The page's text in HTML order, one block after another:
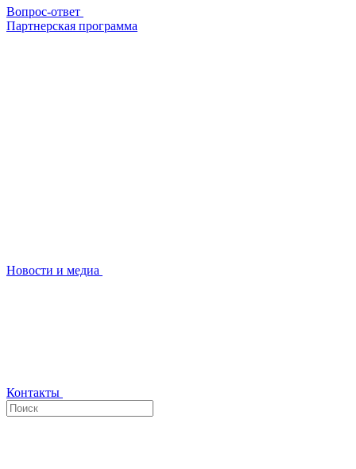
Вопрос-ответ
Партнерская программа
Новости и медиа
Контакты